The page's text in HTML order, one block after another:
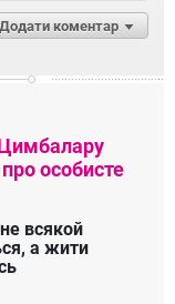
Додати коментар
особисте
всякой
а жити